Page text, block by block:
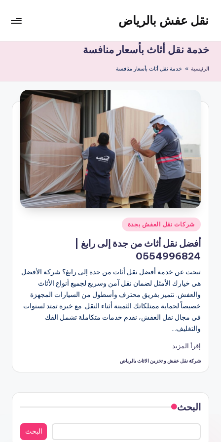
التجاوز
المحتوى
نقل عفش بالرياض
نقل
وتخزين
بالرياض
ريال
خدمة نقل أثاث بأسعار منافسة
الرئيسية » خدمة نقل أثاث بأسعار منافسة
نُشر
في
شركات نقل العفش بجدة
أفضل نقل أثاث من جدة إلى رابغ |
0554996824
تبحث عن خدمة أفضل نقل أثاث من جدة إلى رابغ؟ شركة الأفضل
هي خيارك الأمثل لضمان نقل آمن وسريع لجميع أنواع الأثاث
والعفش. نتميز بفريق محترف وأسطول من السيارات المجهزة
خصيصاً لحماية ممتلكاتك الثمينة أثناء النقل. مع خبرة تمتد لسنوات
في مجال نقل العفش، نقدم خدمات متكاملة تشمل الفك
والتغليف…
إقرأ المزيد
تمّ
شركة نقل عفش و تخزين الاثاث بالرياض
البحث
البحث